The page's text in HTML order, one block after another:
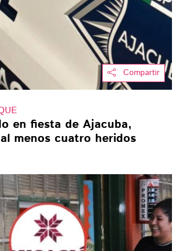
Compartir
en fiesta de Ajacuba,
menos cuatro heridos